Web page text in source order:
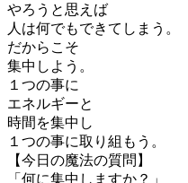
やろうと思えば
人は何でもできてしまう。
だからこそ
集中しよう。
１つの事に
エネルギーと
時間を集中し
１つの事に取り組もう。
【今日の魔法の質問】
「何に集中しますか？」